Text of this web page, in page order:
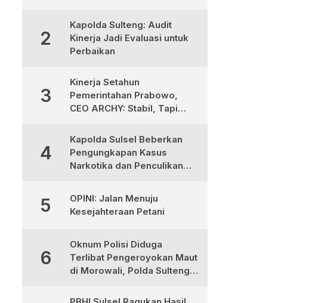
2
Kapolda Sulteng: Audit
Kinerja Jadi Evaluasi untuk
Perbaikan
3
Kinerja Setahun
Pemerintahan Prabowo,
CEO ARCHY: Stabil, Tapi
4
Kapolda Sulsel Beberkan
Pengungkapan Kasus
Narkotika dan Penculikan
5
OPINI: Jalan Menuju
Kesejahteraan Petani
6
Oknum Polisi Diduga
Terlibat Pengeroyokan Maut
di Morowali, Polda Sulteng